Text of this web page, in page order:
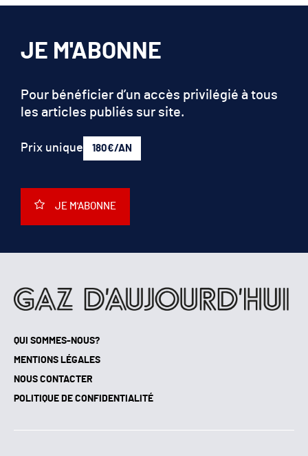
QUI SOMMES-NOUS?
MENTIONS LÉGALES
NOUS CONTACTER
POLITIQUE DE CONFIDENTIALITÉ
JE M'ABONNE
Pour bénéficier d’un accès privilégié à tous
les articles publiés sur site.
Prix unique 180€/AN
JE M'ABONNE